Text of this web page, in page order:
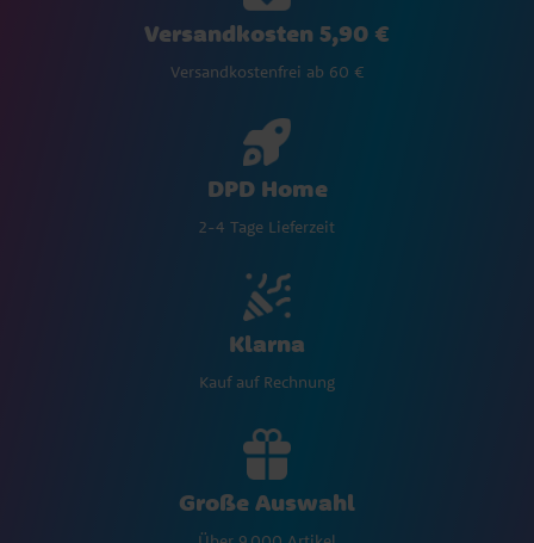
Versandkosten 5,90 €
Versandkostenfrei ab 60 €
DPD Home
2-4 Tage Lieferzeit
Klarna
Kauf auf Rechnung
Große Auswahl